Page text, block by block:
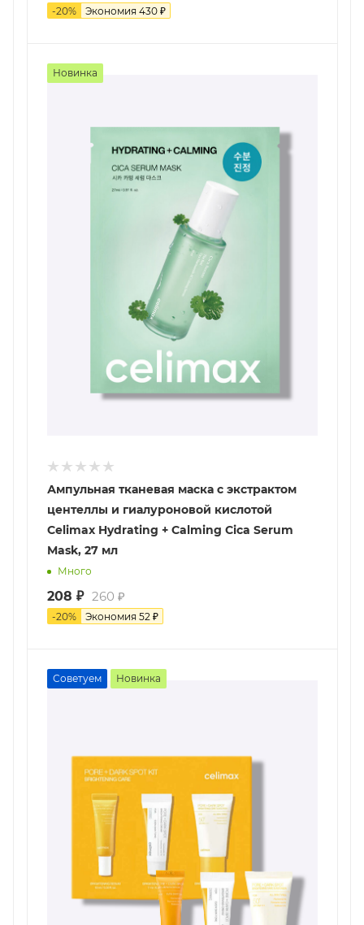
-20% Экономия 430 ₽
Новинка
Ампульная тканевая маска с экстрактом
центеллы и гиалуроновой кислотой
Celimax Hydrating + Calming Cica Serum
Mask, 27 мл
Много
208 ₽ 260 ₽
-20% Экономия 52 ₽
Советуем Новинка